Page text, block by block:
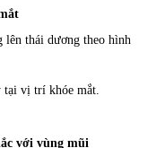
lên thái dương theo hình
tại vị trí khóe mắt.
với vùng mũi